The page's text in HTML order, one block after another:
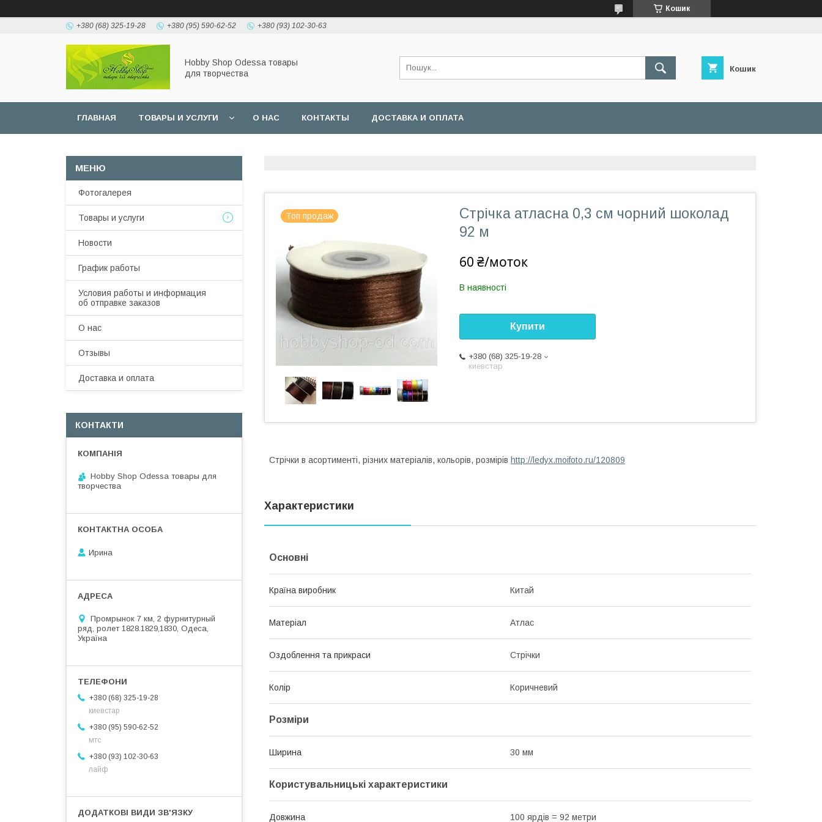
Кошик
+380 (68) 325-19-28 +380 (95) 590-62-52 +380 (93) 102-30-63
Hobbу Shop Odessa товары
для творчества
Кошик
ГЛАВНАЯ ТОВАРЫ И УСЛУГИ О НАС КОНТАКТЫ ДОСТАВКА И ОПЛАТА
Топ продаж
Стрічка атласна 0,3 см чорний шоколад
92 м
60 ₴/моток
В наявності
Купити
+380 (68) 325-19-28
киевстар
Стрічки в асортименті, різних матеріалів, кольорів, розмірів http://ledyx.moifoto.ru/120809
Характеристики
Основні
Країна виробник Китай
Матеріал Атлас
Оздоблення та прикраси Стрічки
Колір Коричневий
Розміри
Ширина 30 мм
Користувальницькі характеристики
Довжина 100 ярдів = 92 метри
Фотогалерея
Товары и услуги
Новости
График работы
Условия работы и информация
об отправке заказов
О нас
Отзывы
Доставка и оплата
КОНТАКТИ
Hobby Shop Odessa товары для
творчества
Ирина
Промрынок 7 км, 2 фурнитурный
ряд, ролет 1828.1829,1830, Одеса,
Україна
+380 (68) 325-19-28
киевстар
+380 (95) 590-62-52
мтс
+380 (93) 102-30-63
лайф